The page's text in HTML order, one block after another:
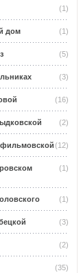
(1)
(1)
дом
(5)
(3)
(16)
(2)
(12)
(1)
(1)
(3)
(2)
(35)